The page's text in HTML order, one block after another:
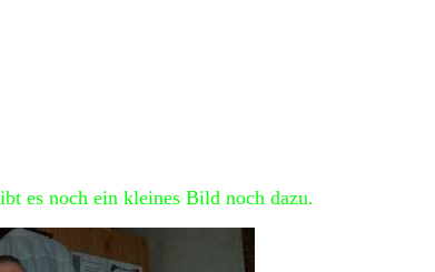
es noch ein kleines Bild noch dazu.